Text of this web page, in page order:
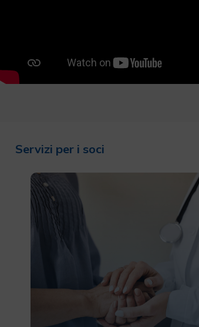
Servizi per i soci